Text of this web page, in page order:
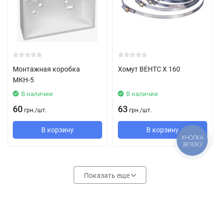
Монтажная коробка
МКН-5
В наличии
60 грн./шт.
В корзину
Хомут ВЕНТС Х 160
В наличии
63 грн./шт.
В корзину
Показать еще
КНОПКА
ЗВ'ЯЗКУ